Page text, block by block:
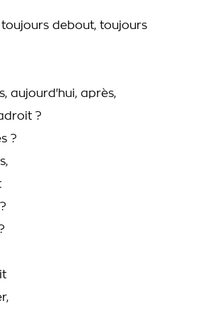
toujours debout, toujours
aujourd'hui, après,
?
?